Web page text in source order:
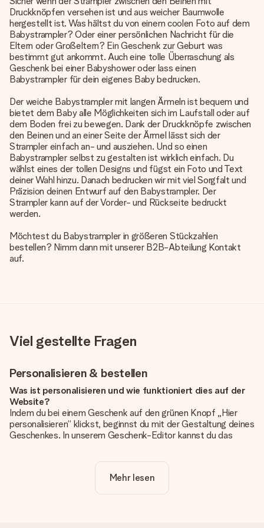
Druckknöpfen versehen ist und aus weicher Baumwolle
hergestellt ist. Was hältst du von einem coolen Foto auf dem
Babystrampler? Oder einer persönlichen Nachricht für die
Eltern oder Großeltern? Ein Geschenk zur Geburt was
bestimmt gut ankommt. Auch eine tolle Überraschung als
Geschenk bei einer Babyshower oder lass einen
Babystrampler für dein eigenes Baby bedrucken.
Der weiche Babystrampler mit langen Ärmeln ist bequem und
bietet dem Baby alle Möglichkeiten sich im Laufstall oder auf
dem Boden frei zu bewegen. Dank der Druckknöpfe zwischen
den Beinen und an einer Seite der Ärmel lässt sich der
Strampler einfach an- und ausziehen. Und so einen
Babystrampler selbst zu gestalten ist wirklich einfach. Du
wählst eines der tollen Designs und fügst ein Foto und Text
deiner Wahl hinzu. Danach bedrucken wir mit viel Sorgfalt und
Präzision deinen Entwurf auf den Babystrampler. Der
Strampler kann auf der Vorder- und Rückseite bedruckt
werden.
Möchtest du Babystrampler in größeren Stückzahlen
bestellen? Nimm dann mit unserer B2B-Abteilung Kontakt
auf.
Viel gestellte Fragen
Personalisieren & bestellen
Was ist personalisieren und wie funktioniert dies auf der
Website?
Indem du bei einem Geschenk auf den grünen Knopf „Hier
personalisieren“ klickst, beginnst du mit der Gestaltung deines
Geschenkes. In unserem Geschenk-Editor kannst du das
noch eines unserer angebotenen Designs, um deinem
Geschenk die perfekte Ausstrahlung zu verleihen.
Mehr lesen